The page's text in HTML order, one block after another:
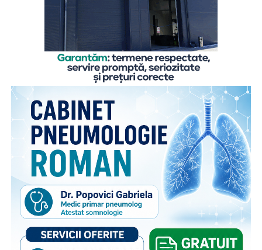
Executiv Salvați Copiii România.
În acest context, Organizația Salvați Copiii România
lansează activitățile din cadrul ediției 2026 a proiectului
„Sună-i zilnic! Conexiune dincolo de granițe”, finanțat de
Departamentul pentru Românii de Pretutindeni și adresat
părinților români care muncesc în străinătate. Proiectul
face parte din campania națională multianuală cu același
nume, care reunește, sub același concept, o serie de
inițiative menite să sprijine copiii rămași în țară și familiile
acestora. Pe lângă activitățile dedicate părinților din
diaspora, campania include acțiuni adresate persoanelor în
grija cărora rămân copiii, membrilor comunității și
specialiștilor din domeniile asistenței sociale și educației,
cu scopul de a susține bunăstarea emoțională a copiilor și
menținerea relației acestora cu părinții plecați la muncă în
străinătate. Campania se bucură de susținerea Autorității
Naționale pentru Protecția Drepturilor Copilului și Adopție,